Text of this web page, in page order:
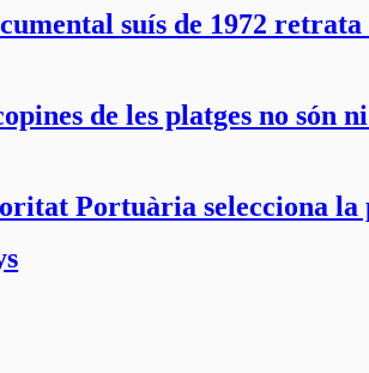
suís de 1972
de les platges no
Portuària selecciona